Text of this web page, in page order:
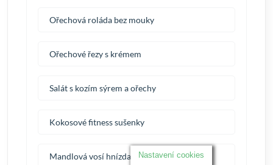
Ořechová roláda bez mouky
Ořechové řezy s krémem
Salát s kozím sýrem a ořechy
Kokosové fitness sušenky
Mandlová vosí hnízda Nastavení cookies